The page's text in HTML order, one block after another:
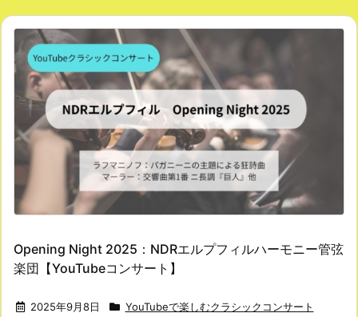
Opening Night 2025：NDRエルプフィルハーモニー管弦
楽団【YouTubeコンサート】
2025年9月8日 YouTubeで楽しむクラシックコンサート